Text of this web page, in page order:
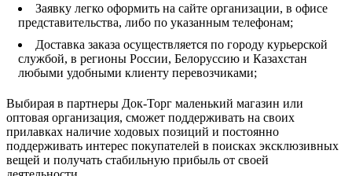
Заявку легко оформить на сайте организации, в офисе
представительства, либо по указанным телефонам;
Доставка заказа осуществляется по городу курьерской
службой, в регионы России, Белоруссию и Казахстан
любыми удобными клиенту перевозчиками;
Выбирая в партнеры Док-Торг маленький магазин или
оптовая организация, сможет поддерживать на своих
прилавках наличие ходовых позиций и постоянно
поддерживать интерес покупателей в поисках эксклюзивных
вещей и получать стабильную прибыль от своей